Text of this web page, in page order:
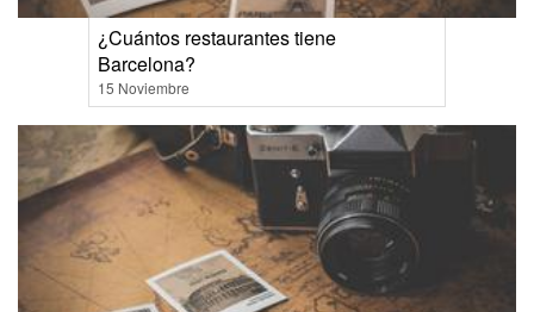
¿Cuántos restaurantes tiene
Barcelona?
15 Noviembre